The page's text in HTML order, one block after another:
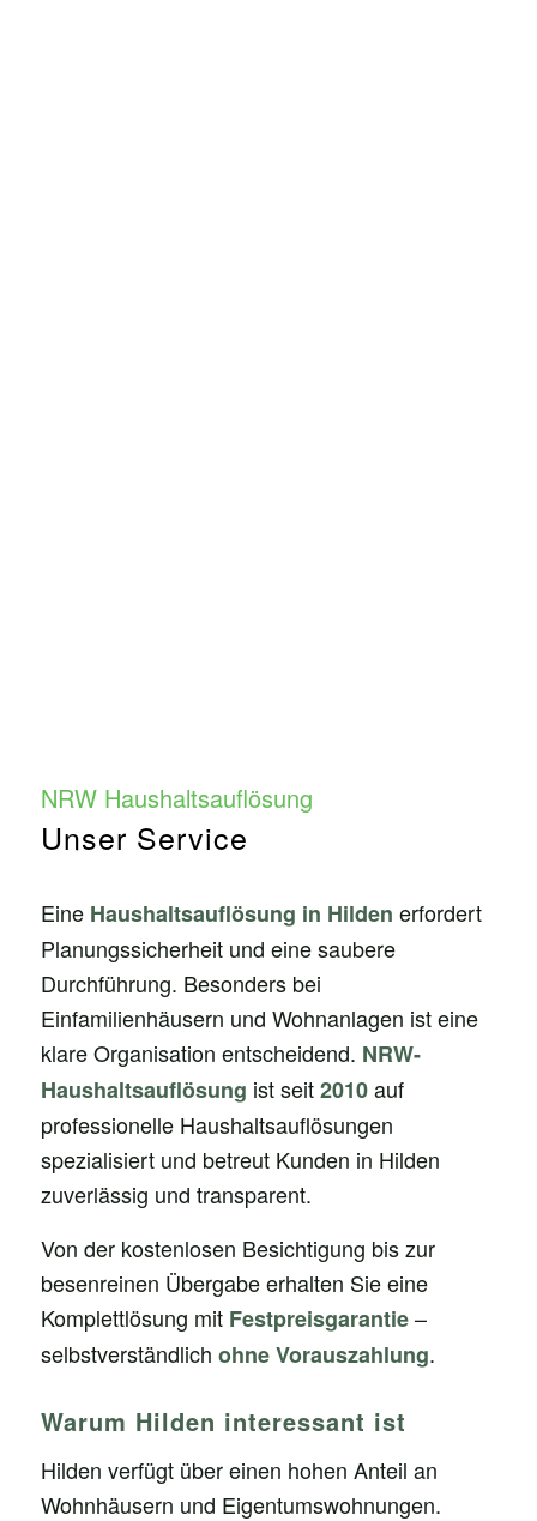
NRW Haushaltsauflösung
Unser Service
Eine Haushaltsauflösung in Hilden erfordert
Planungssicherheit und eine saubere
Durchführung. Besonders bei
Einfamilienhäusern und Wohnanlagen ist eine
klare Organisation entscheidend. NRW-
Haushaltsauflösung ist seit2010auf
professionelle Haushaltsauflösungen
spezialisiert und betreut Kunden in Hilden
zuverlässig und transparent.
Von der kostenlosen Besichtigung bis zur
besenreinen Übergabe erhalten Sie eine
Komplettlösung mit Festpreisgarantie–
selbstverständlich ohne Vorauszahlung.
Warum Hilden interessant ist
Hilden verfügt über einen hohen Anteil an
Wohnhäusern und Eigentumswohnungen.